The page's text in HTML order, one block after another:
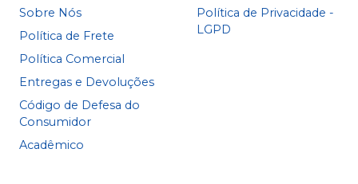
Sobre Nós
Política de Frete
Política Comercial
Entregas e Devoluções
Código de Defesa do
Consumidor
Acadêmico
Política de Privacidade -
LGPD